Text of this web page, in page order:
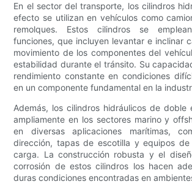
En el sector del transporte, los cilindros
efecto se utilizan en vehículos como
remolques. Estos cilindros se
funciones, que incluyen levantar e inclinar
movimiento de los componentes del
estabilidad durante el tránsito. Su
rendimiento constante en condiciones
en un componente fundamental en la
Además, los cilindros hidráulicos de doble
ampliamente en los sectores marino y
en diversas aplicaciones marítimas,
dirección, tapas de escotilla y equipos de
carga. La construcción robusta y el
corrosión de estos cilindros los hacen
duras condiciones encontradas en